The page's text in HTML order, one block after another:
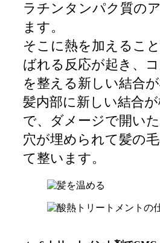
ラチンタンパク質の
ます。
そこに熱を加えるこ
ばれる反応が起き、
を整える新しい結合
髪内部に新しい結合
で、ダメージで開い
穴が埋められて髪の
て整います。